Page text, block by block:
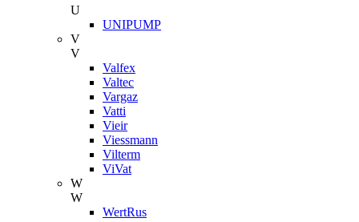
U
UNIPUMP
V
V
Valfex
Valtec
Vargaz
Vatti
Vieir
Viessmann
Vilterm
ViVat
W
W
WertRus